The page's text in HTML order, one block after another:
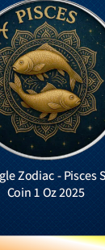
Zodiac - Pisces
Coin 1 Oz 2025